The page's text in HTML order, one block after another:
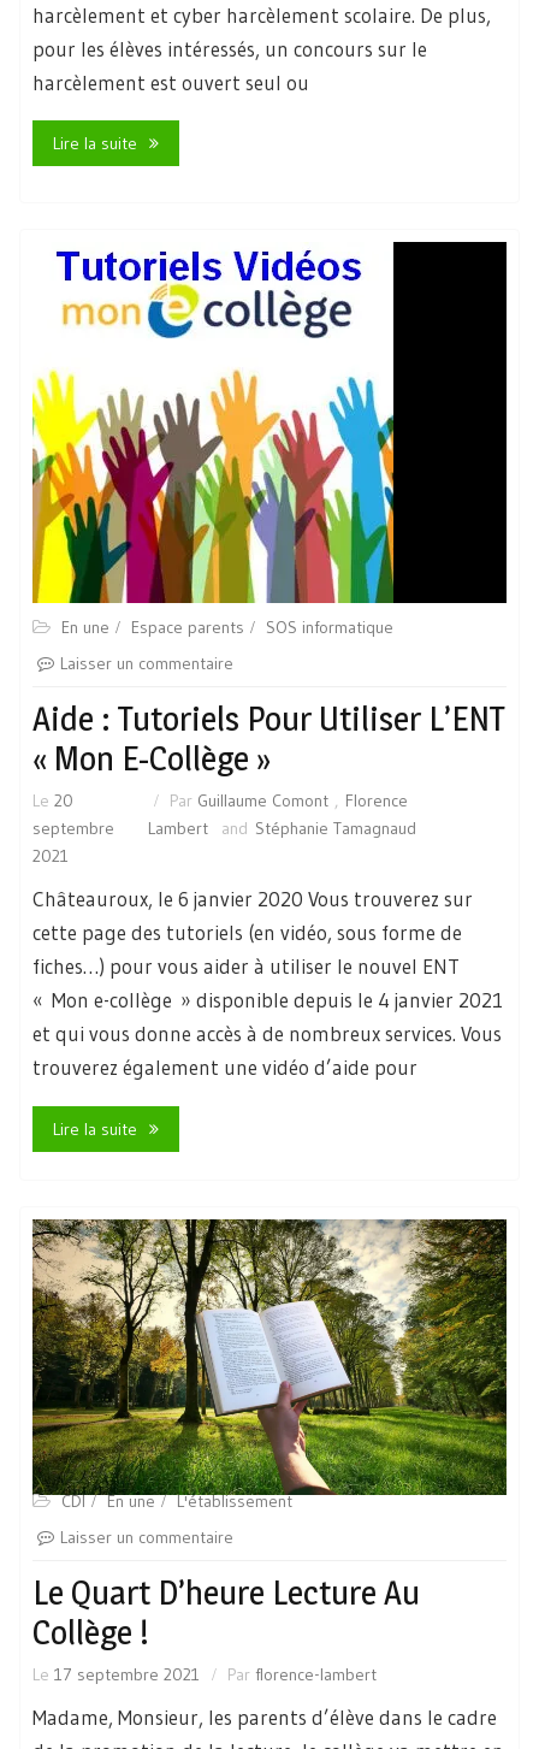
harcèlement et cyber harcèlement scolaire. De plus,
pour les élèves intéressés, un concours sur le
harcèlement est ouvert seul ou
Lire la suite
En une Espace parents
SOS informatique
Laisser un commentaire
Aide : Tutoriels Pour Utiliser L’ENT
« Mon E-Collège »
Le 20
septembre
2021
Par Guillaume Comont , Florence
Lambert
and Stéphanie Tamagnaud
Châteauroux, le 6 janvier 2020 Vous trouverez sur
cette page des tutoriels (en vidéo, sous forme de
fiches…) pour vous aider à utiliser le nouvel ENT
« Mon e-collège » disponible depuis le 4 janvier 2021
et qui vous donne accès à de nombreux services. Vous
trouverez également une vidéo d’aide pour
Lire la suite
CDI En une
L'établissement
Laisser un commentaire
Le Quart D’heure Lecture Au
Collège !
Le 17 septembre 2021 Par florence-lambert
Madame, Monsieur, les parents d’élève dans le cadre